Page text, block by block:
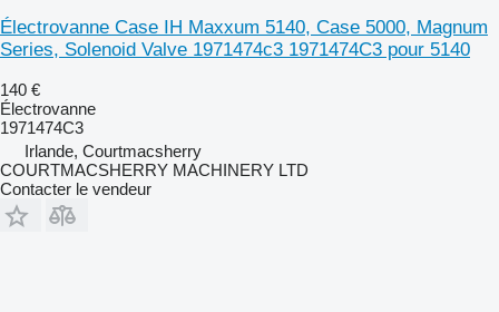
Électrovanne Case IH Maxxum 5140, Case 5000, Magnum
Series, Solenoid Valve 1971474c3 1971474C3 pour 5140
140 €
Électrovanne
1971474C3
Irlande, Courtmacsherry
COURTMACSHERRY MACHINERY LTD
Contacter le vendeur